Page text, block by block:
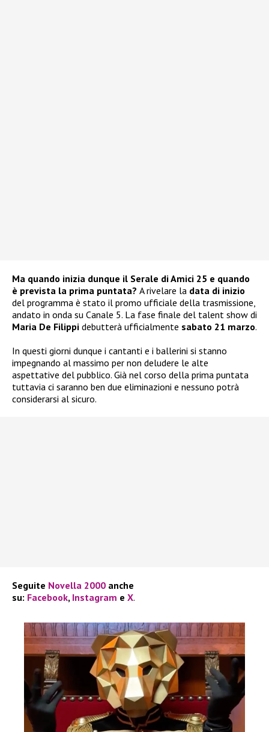
Ma quando inizia dunque il Serale di Amici 25 e quando
è prevista la prima puntata? A rivelare la data di inizio
del programma è stato il promo ufficiale della trasmissione,
andato in onda su Canale 5. La fase finale del talent show di
Maria De Filippi debutterà ufficialmente sabato 21 marzo.
In questi giorni dunque i cantanti e i ballerini si stanno
impegnando al massimo per non deludere le alte
aspettative del pubblico. Già nel corso della prima puntata
tuttavia ci saranno ben due eliminazioni e nessuno potrà
considerarsi al sicuro.
Seguite Novella 2000 anche
su: Facebook, Instagram e X.